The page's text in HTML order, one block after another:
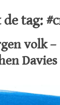
tag:
volk –